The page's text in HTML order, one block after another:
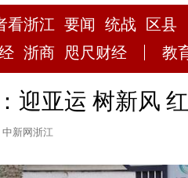
看浙江 要闻 统战
区县
浙商 咫尺财经 教
迎亚运 树新风
新网浙江